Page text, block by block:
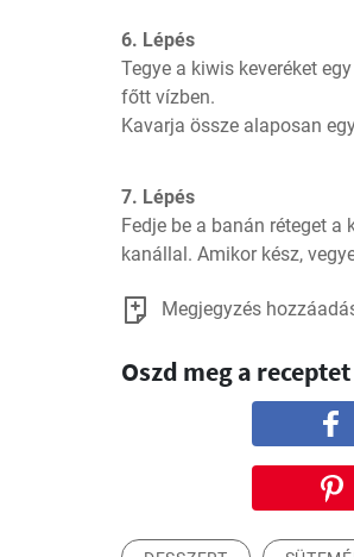
6. Lépés
Tegye a kiwis keveréket
főtt vízben.
Kavarja össze alaposan
7. Lépés
Fedje be a banán réteget a
kanállal. Amikor kész,
Megjegyzés
Oszd meg a